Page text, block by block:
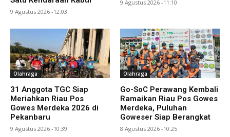
9 Agustus 2026 -12:03
9 Agustus 2026 -11:10
Olahraga
31 Anggota TGC Siap
Meriahkan Riau Pos
Gowes Merdeka 2026 di
Pekanbaru
9 Agustus 2026 -10:39
Olahraga
Go-SoC Perawang Kembali
Ramaikan Riau Pos Gowes
Merdeka, Puluhan
Goweser Siap Berangkat
8 Agustus 2026 -10:25